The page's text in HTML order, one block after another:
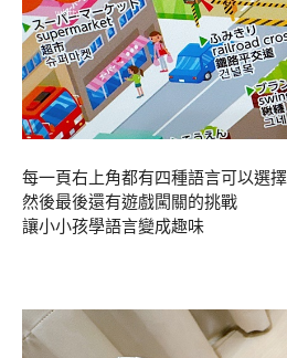
每一頁右上角都有四種語言可以選擇
然後最後還有遊戲闖關的挑戰
讓小小孩學語言變成趣味